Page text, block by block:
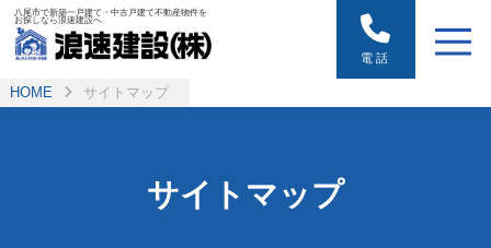
八尾市で新築一戸建て・中古戸建て不動産物件を
お探しなら浪速建設へ
電話
HOME サイトマップ
サイトマップ